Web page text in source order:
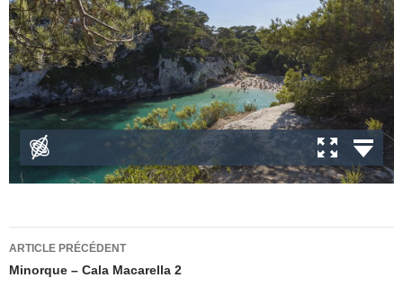
Navigation
des
ARTICLE PRÉCÉDENT
Minorque – Cala Macarella 2